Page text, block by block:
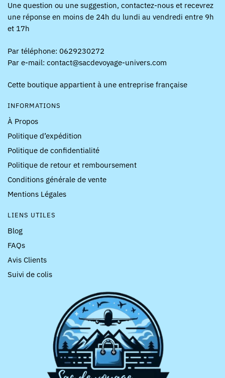
Une question ou une suggestion, contactez-nous et recevrez
une réponse en moins de 24h du lundi au vendredi entre 9h
et 17h
Par téléphone: 0629230272
Par e-mail: contact@sacdevoyage-univers.com
Cette boutique appartient à une entreprise française
INFORMATIONS
À Propos
Politique d’expédition
Politique de confidentialité
Politique de retour et remboursement
Conditions générale de vente
Mentions Légales
LIENS UTILES
Blog
FAQs
Avis Clients
Suivi de colis